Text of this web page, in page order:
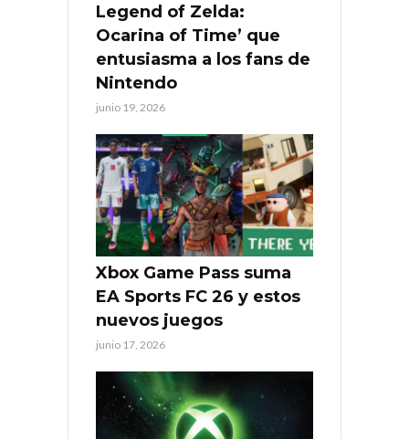
Legend of Zelda:
Ocarina of Time’ que
entusiasma a los fans de
Nintendo
junio 19, 2026
Xbox Game Pass suma
EA Sports FC 26 y estos
nuevos juegos
junio 17, 2026